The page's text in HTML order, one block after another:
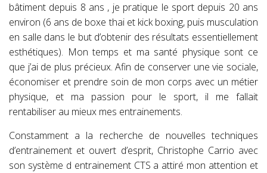
bâtiment depuis 8 ans , je pratique le sport depuis 20 ans
environ (6 ans de boxe thai et kick boxing, puis musculation
en salle dans le but d’obtenir des résultats essentiellement
esthétiques). Mon temps et ma santé physique sont ce
que j’ai de plus précieux. Afin de conserver une vie sociale,
économiser et prendre soin de mon corps avec un métier
physique, et ma passion pour le sport, il me fallait
rentabiliser au mieux mes entrainements.
Constamment a la recherche de nouvelles techniques
d’entrainement et ouvert d’esprit, Christophe Carrio avec
son système d entrainement CTS a attiré mon attention et